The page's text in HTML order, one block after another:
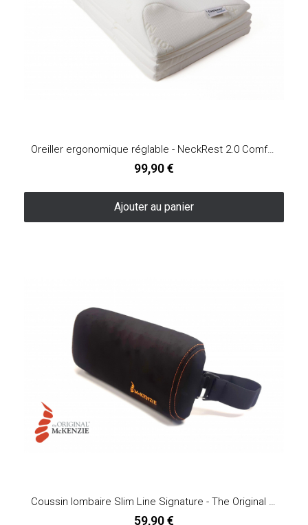
Oreiller ergonomique réglable - NeckRest 2.0 Comfortex®
99,90 €
Ajouter au panier
Coussin lombaire Slim Line Signature - The Original McKenzie®
59,90 €